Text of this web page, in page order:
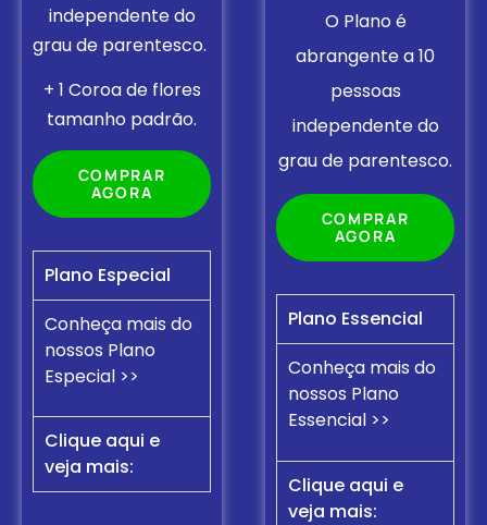
independente do
grau de parentesco.
+ 1 Coroa de flores
tamanho padrão.
COMPRAR
AGORA
Plano Especial
Conheça mais do
nossos Plano
Especial >>
Clique aqui e
veja mais:
O Plano é
abrangente a 10
pessoas
independente do
grau de parentesco.
COMPRAR
AGORA
Plano Essencial
Conheça mais do
nossos Plano
Essencial >>
Clique aqui e
veja mais: